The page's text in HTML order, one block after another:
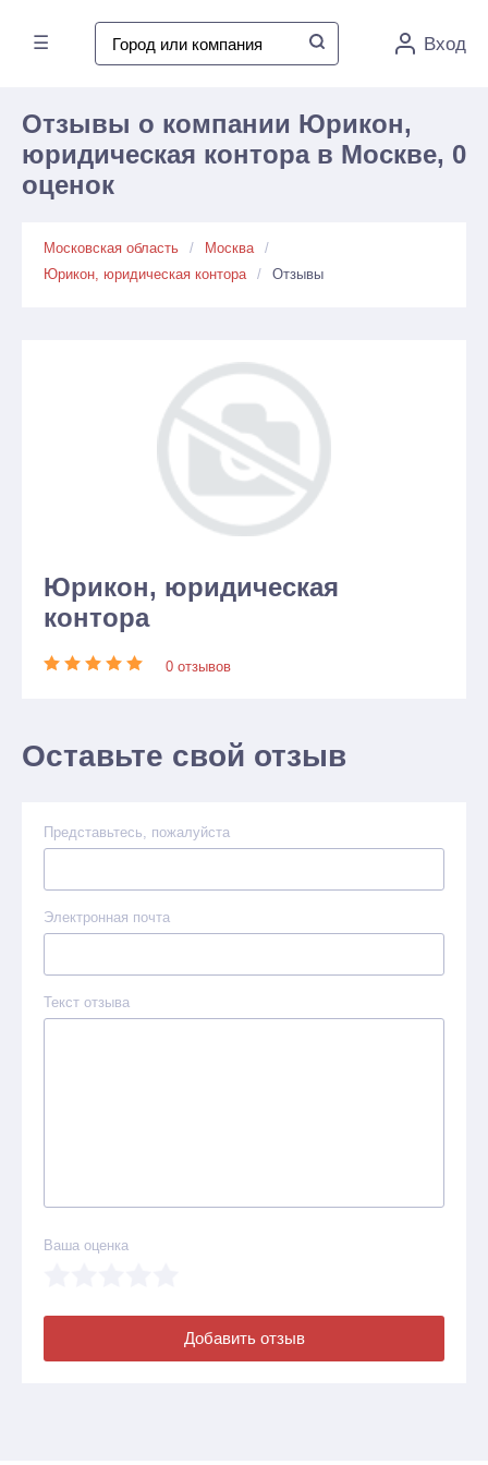
☰ Вход
Отзывы о компании Юрикон,
юридическая контора в Москве, 0
оценок
Московская область
Москва
Юрикон, юридическая контора
Отзывы
Юрикон, юридическая
контора
0 отзывов
Оставьте свой отзыв
Представьтесь, пожалуйста
Электронная почта
Текст отзыва
Ваша оценка
Добавить отзыв